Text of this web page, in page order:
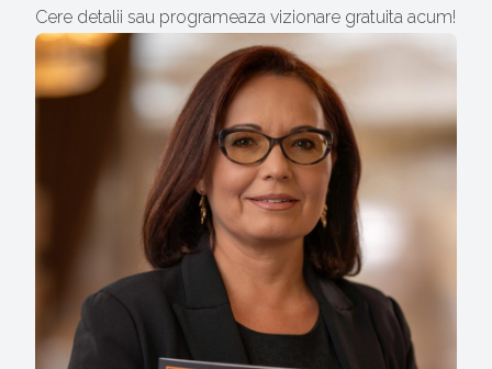
Cere detalii sau programeaza vizionare gratuita acum!